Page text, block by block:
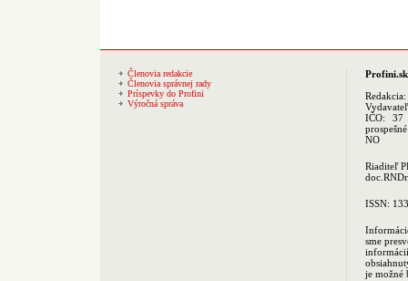
Členovia redakcie
Členovia správnej rady
Príspevky do Profini
Výročná správa
Profini.sk
Redakcia:
IČO: 37
NO
Riaditeľ
ISSN:
sme
je možné